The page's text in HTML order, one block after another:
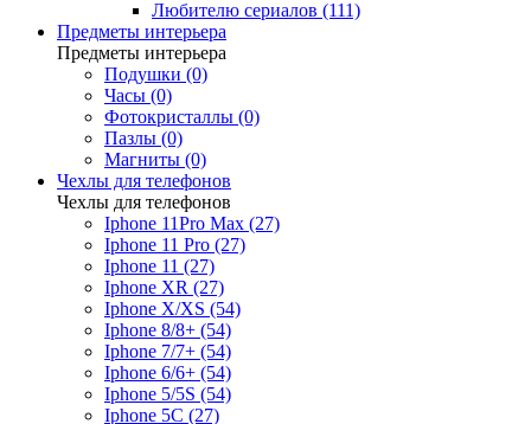
Любителю сериалов (111)
Предметы интерьера
Предметы интерьера
Подушки (0)
Часы (0)
Фотокристаллы (0)
Пазлы (0)
Магниты (0)
Чехлы для телефонов
Чехлы для телефонов
Iphone 11Pro Max (27)
Iphone 11 Pro (27)
Iphone 11 (27)
Iphone XR (27)
Iphone X/XS (54)
Iphone 8/8+ (54)
Iphone 7/7+ (54)
Iphone 6/6+ (54)
Iphone 5/5S (54)
Iphone 5C (27)